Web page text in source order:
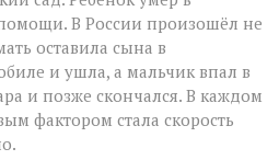
В России произошёл не
оставила сына в
и ушла, а мальчик впал в
и позже скончался. В каждом
фактором стала скорость